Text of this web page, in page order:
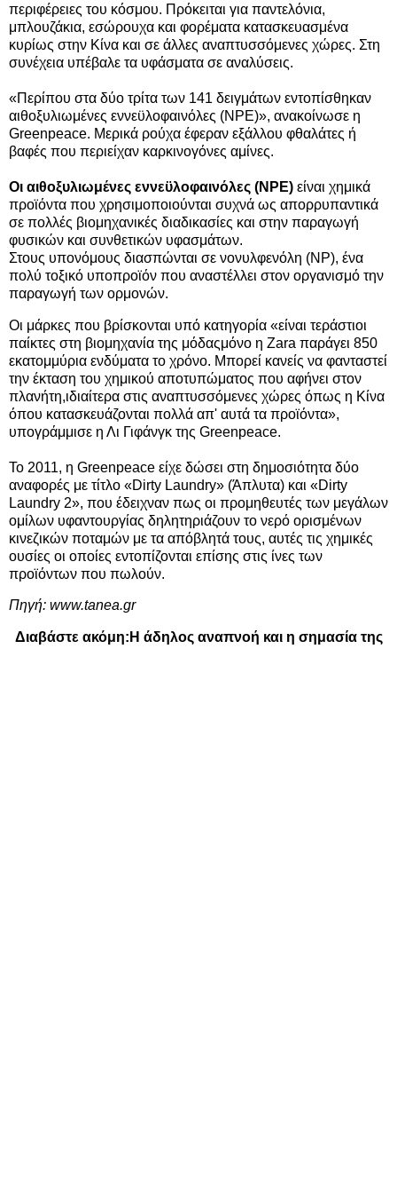
περιφέρειες του κόσμου. Πρόκειται για παντελόνια,
μπλουζάκια, εσώρουχα και φορέματα κατασκευασμένα
κυρίως στην Κίνα και σε άλλες αναπτυσσόμενες χώρες. Στη
συνέχεια υπέβαλε τα υφάσματα σε αναλύσεις.
«Περίπου στα δύο τρίτα των 141 δειγμάτων εντοπίσθηκαν
αιθοξυλιωμένες εννεϋλοφαινόλες (NPE)», ανακοίνωσε η
Greenpeace. Μερικά ρούχα έφεραν εξάλλου φθαλάτες ή
βαφές που περιείχαν καρκινογόνες αμίνες.
Οι αιθοξυλιωμένες εννεϋλοφαινόλες (NPE) είναι χημικά
προϊόντα που χρησιμοποιούνται συχνά ως απορρυπαντικά
σε πολλές βιομηχανικές διαδικασίες και στην παραγωγή
φυσικών και συνθετικών υφασμάτων.
Στους υπονόμους διασπώνται σε νονυλφενόλη (NP), ένα
πολύ τοξικό υποπροϊόν που αναστέλλει στον οργανισμό την
παραγωγή των ορμονών.
Οι μάρκες που βρίσκονται υπό κατηγορία «είναι τεράστιοι
παίκτες στη βιομηχανία της μόδαςμόνο η Zara παράγει 850
εκατομμύρια ενδύματα το χρόνο. Μπορεί κανείς να φανταστεί
την έκταση του χημικού αποτυπώματος που αφήνει στον
πλανήτη,ιδιαίτερα στις αναπτυσσόμενες χώρες όπως η Κίνα
όπου κατασκευάζονται πολλά απ' αυτά τα προϊόντα»,
υπογράμμισε η Λι Γιφάνγκ της Greenpeace.
Το 2011, η Greenpeace είχε δώσει στη δημοσιότητα δύο
αναφορές με τίτλο «Dirty Laundry» (Άπλυτα) και «Dirty
Laundry 2», που έδειχναν πως οι προμηθευτές των μεγάλων
ομίλων υφαντουργίας δηλητηριάζουν το νερό ορισμένων
κινεζικών ποταμών με τα απόβλητά τους, αυτές τις χημικές
ουσίες οι οποίες εντοπίζονται επίσης στις ίνες των
προϊόντων που πωλούν.
Πηγή: www.tanea.gr
Διαβάστε ακόμη: Η άδηλος αναπνοή και η σημασία της